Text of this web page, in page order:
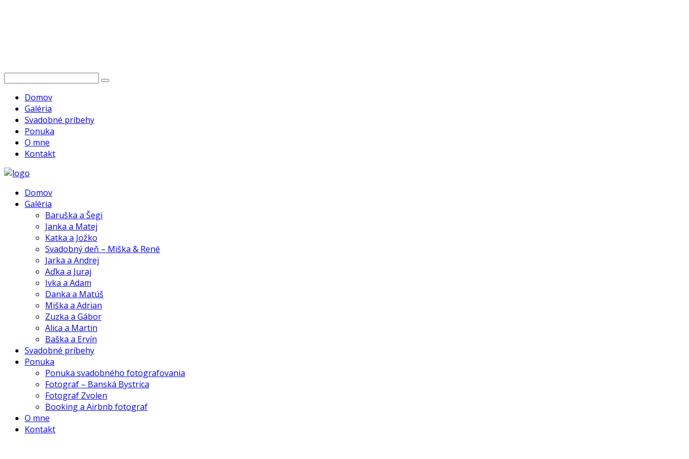
Domov
Galéria
Svadobné príbehy
Ponuka
O mne
Kontakt
Domov
Galéria
Baruška a Šegi
Janka a Matej
Katka a Jožko
Svadobný deň – Miška & René
Jarka a Andrej
Aďka a Juraj
Ivka a Adam
Danka a Matúš
Miška a Adrian
Zuzka a Gábor
Alica a Martin
Baška a Ervín
Svadobné príbehy
Ponuka
Ponuka svadobného fotografovania
Fotograf – Banská Bystrica
Fotograf Zvolen
Booking a Airbnb fotograf
O mne
Kontakt